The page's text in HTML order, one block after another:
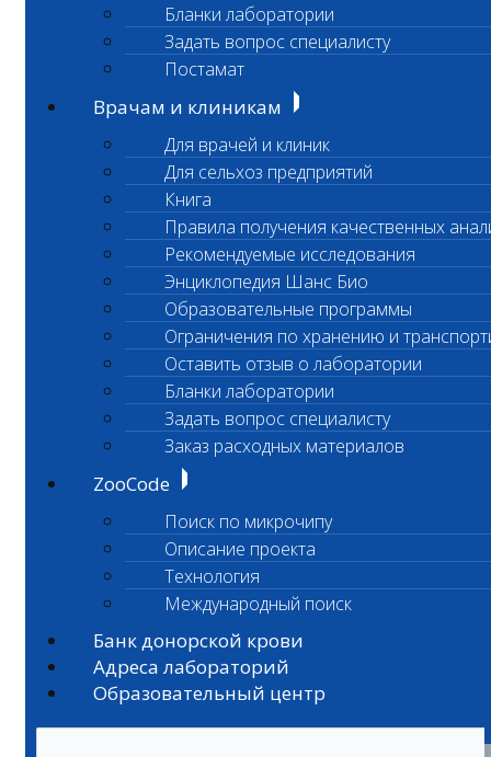
Бланки лаборатории
Задать вопрос специалисту
Постамат
Врачам и клиникам
Для врачей и клиник
Для сельхоз предприятий
Книга
Правила получения качественных
Рекомендуемые исследования
Энциклопедия Шанс Био
Образовательные программы
Ограничения по хранению и
Оставить отзыв о лаборатории
Бланки лаборатории
Задать вопрос специалисту
Заказ расходных материалов
ZooCode
Поиск по микрочипу
Описание проекта
Технология
Международный поиск
Банк донорской крови
Адреса лабораторий
Образовательный центр